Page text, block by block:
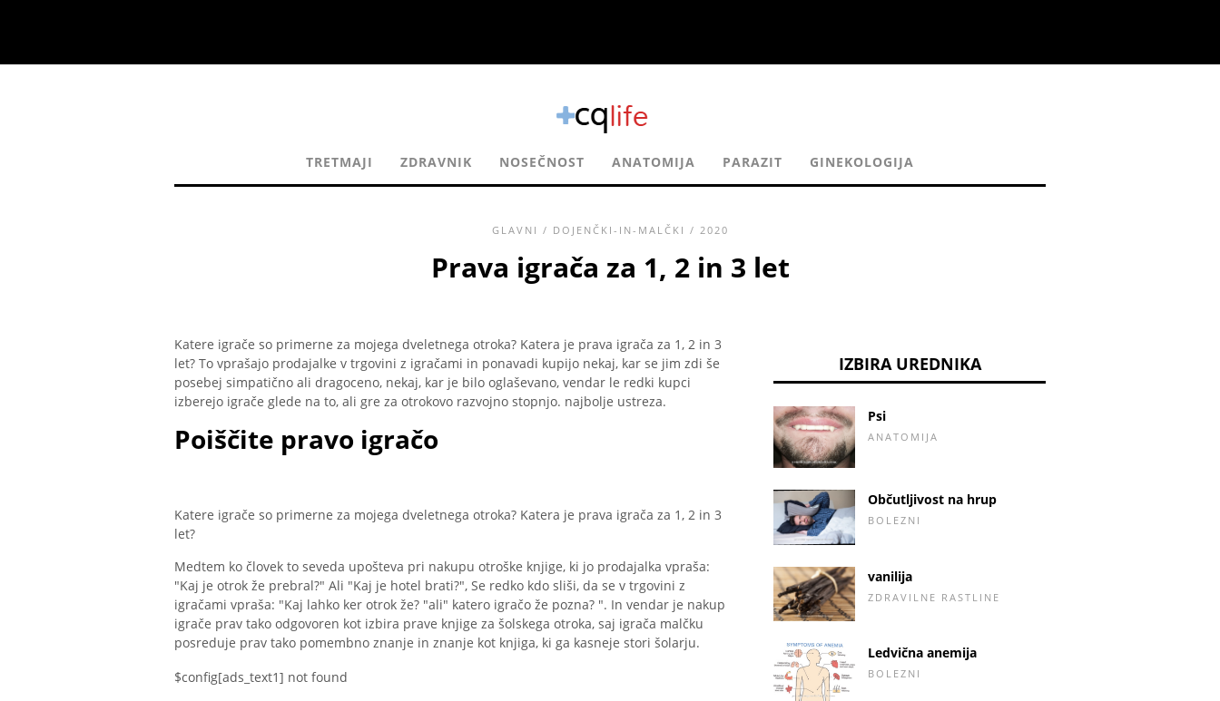
TRETMAJI ZDRAVNIK NOSEČNOST ANATOMIJA PARAZIT GINEKOLOGIJA
GLAVNI / DOJENČKI-IN-MALČKI / 2020
Prava igrača za 1, 2 in 3 let
Katere igrače so primerne za mojega dveletnega otroka? Katera je prava igrača za 1, 2 in 3
let? To vprašajo prodajalke v trgovini z igračami in ponavadi kupijo nekaj, kar se jim zdi še
posebej simpatično ali dragoceno, nekaj, kar je bilo oglaševano, vendar le redki kupci
izberejo igrače glede na to, ali gre za otrokovo razvojno stopnjo. najbolje ustreza.
Poiščite pravo igračo
Katere igrače so primerne za mojega dveletnega otroka? Katera je prava igrača za 1, 2 in 3
let?
Medtem ko človek to seveda upošteva pri nakupu otroške knjige, ki jo prodajalka vpraša:
"Kaj je otrok že prebral?" Ali "Kaj je hotel brati?", Se redko kdo sliši, da se v trgovini z
igračami vpraša: "Kaj lahko ker otrok že? "ali" katero igračo že pozna? ". In vendar je nakup
igrače prav tako odgovoren kot izbira prave knjige za šolskega otroka, saj igrača malčku
posreduje prav tako pomembno znanje in znanje kot knjiga, ki ga kasneje stori šolarju.
$config[ads_text1] not found
IZBIRA UREDNIKA
Psi
ANATOMIJA
Občutljivost na hrup
BOLEZNI
vanilija
ZDRAVILNE RASTLINE
Ledvična anemija
BOLEZNI